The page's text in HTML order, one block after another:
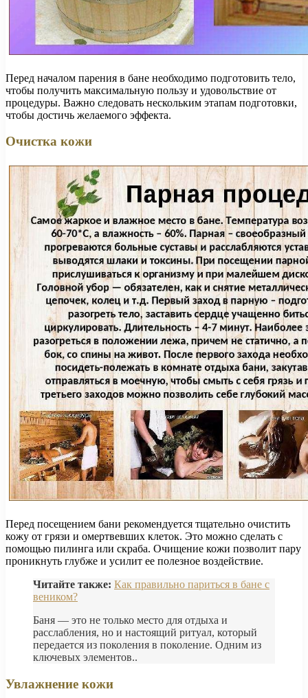
Перед началом парения в бане необходимо подготовить тело,
чтобы получить максимальную пользу и удовольствие от
процедуры. Важно следовать нескольким этапам подготовки,
чтобы достичь желаемого эффекта.
Очистка кожи
Перед посещением бани рекомендуется тщательно очистить
кожу от грязи и омертвевших клеток. Это можно сделать с
помощью пилинга или скраба. Очищение кожи позволит пару
проникнуть глубже и усилит ее полезное воздействие.
Читайте также: Как правильно париться в бане с
веником?
Баня — это не только место для отдыха и
расслабления, но и настоящий ритуал, который
передается из поколения в поколение. Одним из
ключевых элементов..
Увлажнение кожи